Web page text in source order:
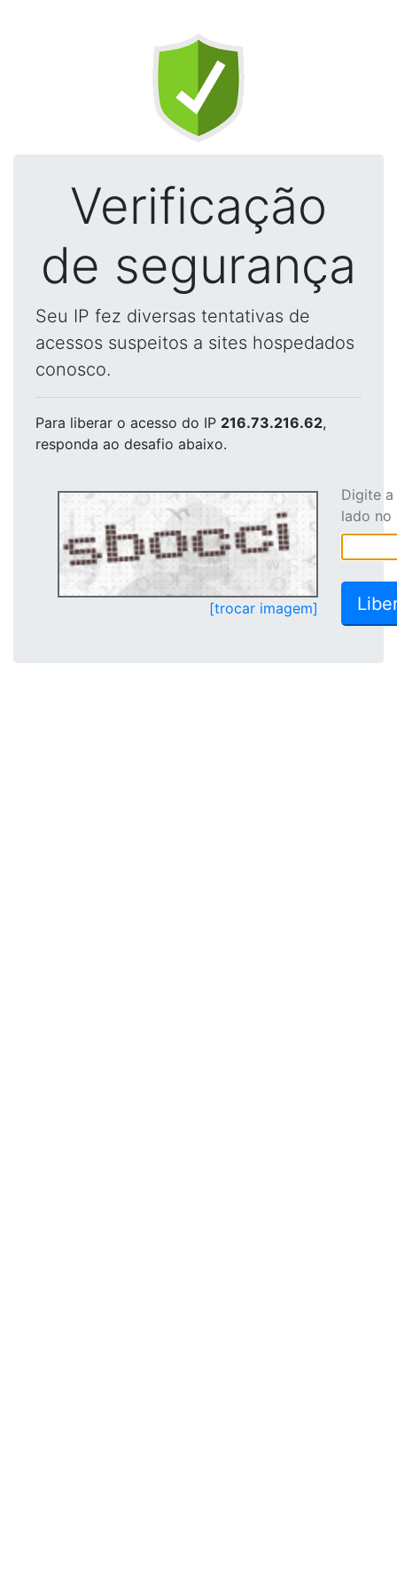
Verificação
de segurança
Seu IP fez diversas tentativas de
acessos suspeitos a sites hospedados
conosco.
Para liberar o acesso do IP 216.73.216.62,
responda ao desafio abaixo.
[trocar imagem]
Digite
lado no